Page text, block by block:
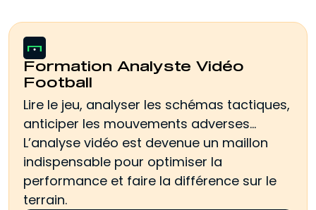
Formation Analyste Vidéo
Football
Lire le jeu, analyser les schémas tactiques,
anticiper les mouvements adverses…
L’analyse vidéo est devenue un maillon
indispensable pour optimiser la
performance et faire la différence sur le
terrain.